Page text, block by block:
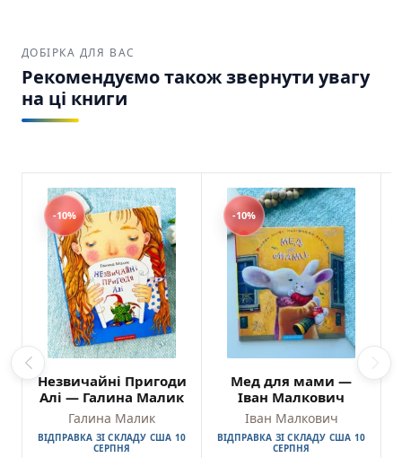
ДОБІРКА ДЛЯ ВАС
Рекомендуємо також звернути увагу
на ці книги
-10%
Незвичайні Пригоди
Алі — Галина Малик
Галина Малик
ВІДПРАВКА ЗІ СКЛАДУ США 10
СЕРПНЯ
-10%
Мед для мами —
Іван Малкович
Іван Малкович
ВІДПРАВКА ЗІ СКЛАДУ США 10
СЕРПНЯ